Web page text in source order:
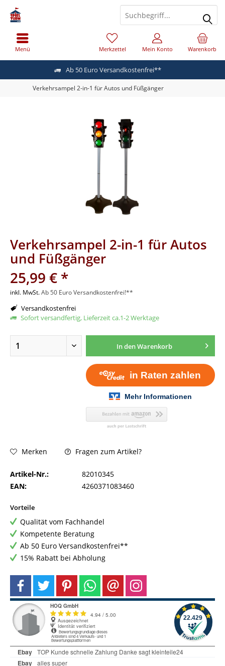
Ab 50 Euro Versandkostenfrei**
Menü Warenkorb
Merkzettel Mein Konto
Verkehrsampel 2-in-1 für Autos und Füßgänger
Verkehrsampel 2-in-1 für Autos
und Füßgänger
25,99 € *
inkl. MwSt.Ab 50 Euro Versandkostenfrei!**
Versandkostenfrei
Sofort versandfertig, Lieferzeit ca.1-2 Werktage
In denWarenkorb
Merken Fragen zum Artikel?
Artikel-Nr.:
82010345
EAN:
4260371083460
Vorteile
Qualität vom Fachhandel
Kompetente Beratung
Ab 50 Euro Versandkostenfrei**
15% Rabatt bei Abholung